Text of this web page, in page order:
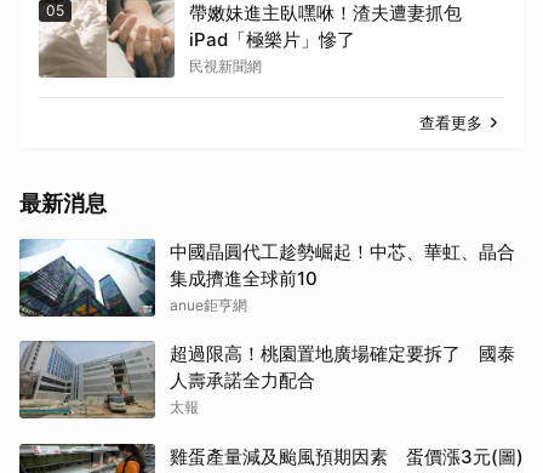
05
帶嫩妹進主臥嘿咻！渣夫遭妻抓包
iPad「極樂片」慘了
民視新聞網
查看更多
最新消息
中國晶圓代工趁勢崛起！中芯、華虹、晶合
集成擠進全球前10
anue鉅亨網
超過限高！桃園置地廣場確定要拆了 國泰
人壽承諾全力配合
太報
雞蛋產量減及颱風預期因素 蛋價漲3元(圖)